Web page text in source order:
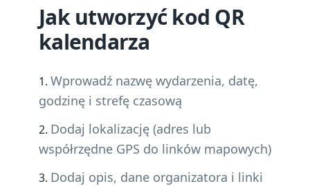
Jak utworzyć kod QR
kalendarza
Wprowadź nazwę wydarzenia, datę,
godzinę i strefę czasową
Dodaj lokalizację (adres lub
współrzędne GPS do linków mapowych)
Dodaj opis, dane organizatora i linki